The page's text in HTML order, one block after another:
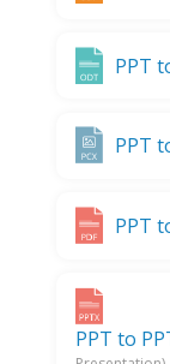
PPT
PPT
PPT
PPT to